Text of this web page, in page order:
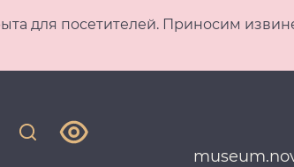
для посетителей. Приносим